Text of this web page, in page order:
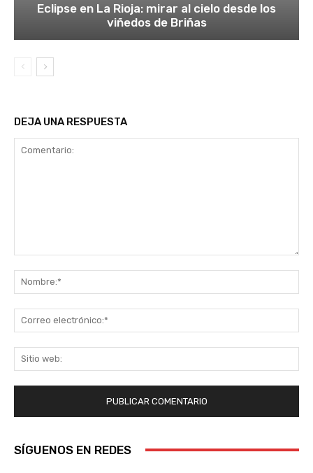
Eclipse en La Rioja: mirar al cielo desde los
viñedos de Briñas
DEJA UNA RESPUESTA
SÍGUENOS EN REDES